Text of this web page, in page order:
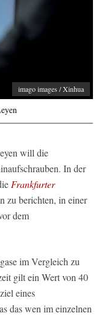
imago images / Xinhua
will die
In der
Frankfurter
zu berichten, in einer
dem
im Vergleich zu
gilt ein Wert von 40
eines
das wen im einzelnen